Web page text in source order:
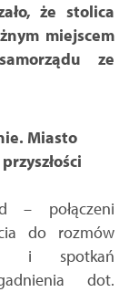
że stolica
miejscem
ze
Miasto
– połączeni
do rozmów
i spotkań
dot.